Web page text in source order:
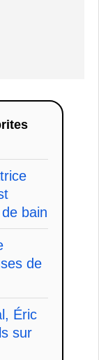
bain
de
Éric
sur